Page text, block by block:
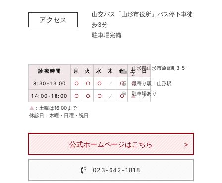
アクセス
山交バス「山形市役所」バス停下車徒
歩3分
駐車場完備
診療時間 月 火 水 木 金 土 日
8:30-13:00 ○ ○ ○ ／ ○ ○ ／
14:00-18:00 ○ ○ ○ ／ ○ ▲ ／
▲ ：土曜は16:00まで
休診日：木曜・日曜・祝日
山形県山形市旅篭町3-5-
4
最寄り駅：山形駅
駐車場あり
公式ホームページはこちら
023-642-1818